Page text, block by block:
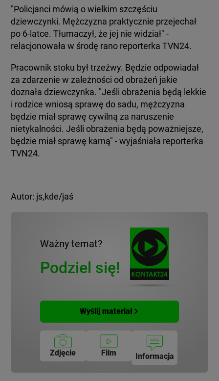
"Policjanci mówią o wielkim szczęściu
dziewczynki. Mężczyzna praktycznie przejechał
po 6-latce. Tłumaczył, że jej nie widział" -
relacjonowała w środę rano reporterka TVN24.
Pracownik stoku był trzeźwy. Będzie odpowiadał
za zdarzenie w zależności od obrażeń jakie
doznała dziewczynka. "Jeśli obrażenia będą lekkie
i rodzice wniosą sprawę do sadu, mężczyzna
będzie miał sprawę cywilną za naruszenie
nietykalności. Jeśli obrażenia będą poważniejsze,
będzie miał sprawę karną" - wyjaśniała reporterka
TVN24.
Autor: js,kde/jaś
Ważny temat?
Podziel się!
Wyślij materiał
Zdjęcie Film Informacja